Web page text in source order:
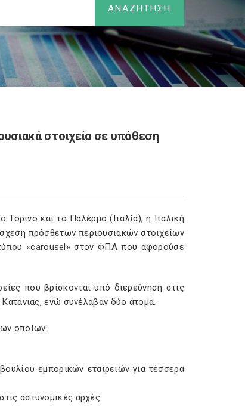
στοιχεία σε υπόθεση
Τορίνο και το Παλέρμο (Ιταλία), η Ιταλική
πρόσθετων περιουσιακών στοιχείων
«carousel» στον ΦΠΑ που αφορούσε
που βρίσκονται υπό διερεύνηση στις
ενώ συνέλαβαν δύο άτομα.
οποίων:
εμπορικών εταιρειών για τέσσερα
αστυνομικές αρχές.